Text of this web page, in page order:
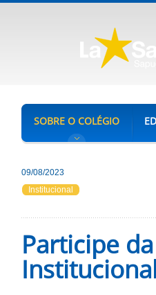
SOBRE O COLÉGIO
09/08/2023
Institucional
Participe